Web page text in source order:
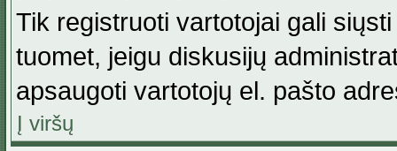
Tik registruoti vartotojai gali
tuomet, jeigu diskusijų
apsaugoti vartotojų el. pašto
Į viršų